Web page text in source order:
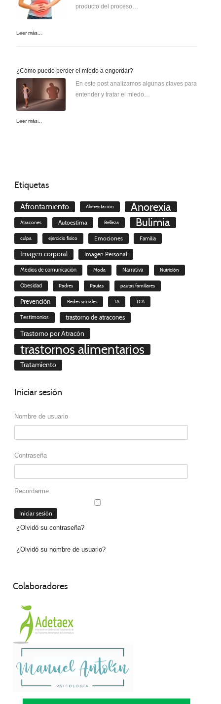
producto del proceso…
Leer más...
¿Cómo puedo perder el miedo a engordar?
En este post analizamos algunas claves para
entender y tratar el miedo…
Leer más...
Etiquetas
Afrontamiento Alimentación Anorexia
Atracones Autoestima Belleza Bulimia
culpa ejercicio físico Emociones Familia
Imagen corporal Imagen Personal
Medios de comunicación Moda Narrativa Nutrición
Obesidad Padres Pautas pautas familiares
Prevención Redes sociales TA TCA
Testimonios trastorno de atracones
Trastorno por Atracón
trastornos alimentarios
Tratamiento
Iniciarsesión
Nombre de usuario
Contraseña
Recordarme
¿Olvidó su contraseña?
¿Olvidó su nombre de usuario?
Colaboradores